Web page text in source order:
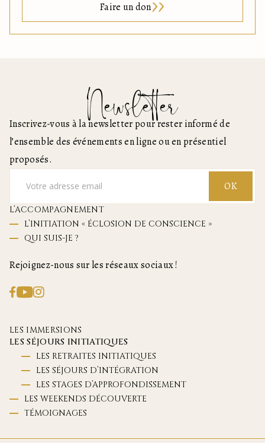
Faire un don
Newsletter
Inscrivez-vous à la newsletter pour rester informé de
l’ensemble des événements en ligne ou en présentiel
proposés.
OK
L’ACCOMPAGNEMENT
L’INITIATION « ÉCLOSION DE CONSCIENCE »
QUI SUIS-JE ?
Rejoignez-nous sur les réseaux sociaux !
LES IMMERSIONS
LES SÉJOURS INITIATIQUES
LES RETRAITES INITIATIQUES
LES SÉJOURS D’INTÉGRATION
LES STAGES D’APPROFONDISSEMENT
LES WEEKENDS DÉCOUVERTE
TÉMOIGNAGES